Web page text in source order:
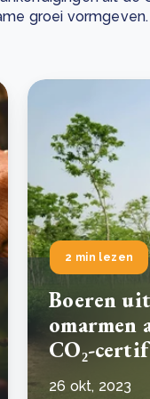
Drie stappen die
groei vormgeven.
2 min lezen
Boeren
omarmen
CO₂-
26 okt, 2023